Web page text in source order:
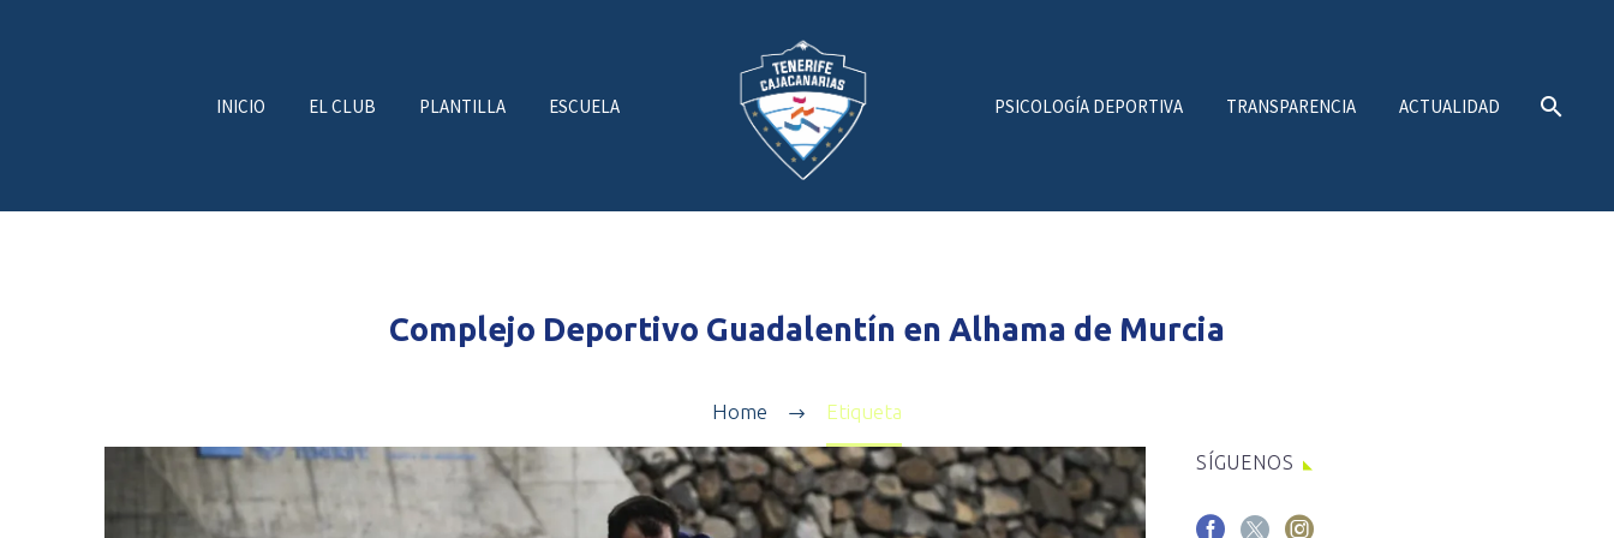
INICIO EL CLUB PLANTILLA ESCUELA PSICOLOGÍA DEPORTIVA TRANSPARENCIA ACTUALIDAD
Complejo Deportivo Guadalentín en Alhama de Murcia
Home Etiqueta
SÍGUENOS